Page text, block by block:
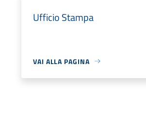
Ufficio Stampa
VAI ALLA PAGINA